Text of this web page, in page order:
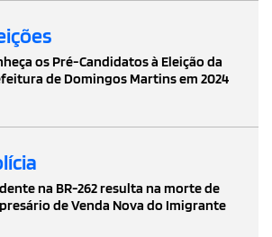
os Pré-Candidatos à Eleição da
de Domingos Martins em 2024
na BR-262 resulta na morte de
de Venda Nova do Imigrante